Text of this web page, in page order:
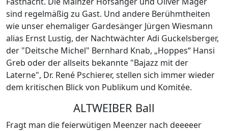
sind regelmäßig zu Gast. Und andere Berühmtheiten
wie unser ehemaliger Gardesänger Jürgen Wiesmann
alias Ernst Lustig, der Nachtwächter Adi Guckelsberger,
der "Deitsche Michel" Bernhard Knab, „Hoppes“ Hansi
Greb oder der allseits bekannte "Bajazz mit der
Laterne", Dr. René Pschierer, stellen sich immer wieder
dem kritischen Blick von Publikum und Komitée.
ALTWEIBER Ball
Fragt man die feierwütigen Meenzer nach deeeeer